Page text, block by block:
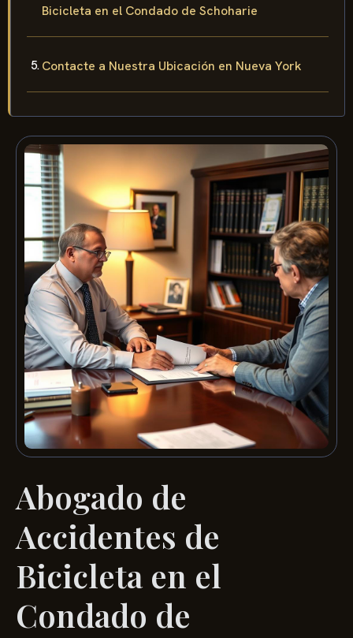
Bicicleta en el Condado de Schoharie
Contacte a Nuestra Ubicación en Nueva York
Abogado de
Accidentes de
Bicicleta en el
Condado de